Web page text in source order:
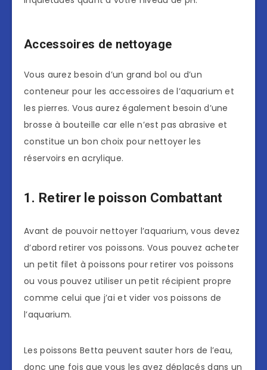
Accessoires de nettoyage
Vous aurez besoin d’un grand bol ou d’un
conteneur pour les accessoires de l’aquarium et
les pierres. Vous aurez également besoin d’une
brosse à bouteille car elle n’est pas abrasive et
constitue un bon choix pour nettoyer les
réservoirs en acrylique.
1. Retirer le poisson Combattant
Avant de pouvoir nettoyer l’aquarium, vous devez
d’abord retirer vos poissons. Vous pouvez acheter
un petit filet à poissons pour retirer vos poissons
ou vous pouvez utiliser un petit récipient propre
comme celui que j’ai et vider vos poissons de
l’aquarium.
Les poissons Betta peuvent sauter hors de l’eau,
donc une fois que vous les avez déplacés dans un